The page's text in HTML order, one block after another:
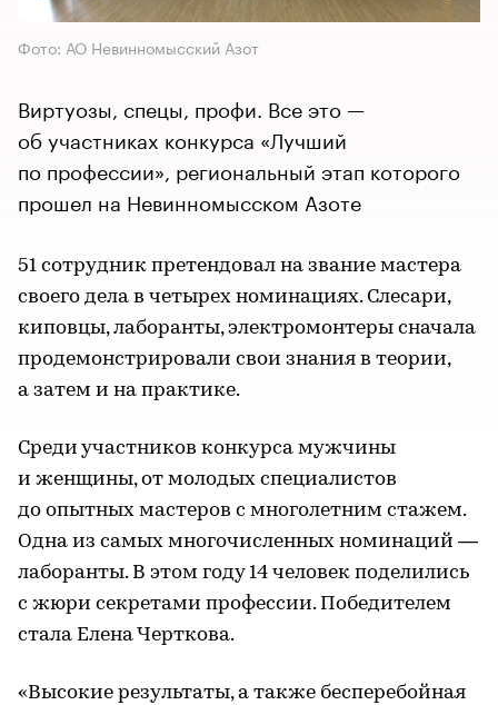
Фото: АО Невинномысский Азот
Виртуозы, спецы, профи. Все это —
об участниках конкурса «Лучший
по профессии», региональный этап которого
прошел на Невинномысском Азоте
51 сотрудник претендовал на звание мастера
своего дела в четырех номинациях. Слесари,
киповцы, лаборанты, электромонтеры сначала
продемонстрировали свои знания в теории,
а затем и на практике.
Среди участников конкурса мужчины
и женщины, от молодых специалистов
до опытных мастеров с многолетним стажем.
Одна из самых многочисленных номинаций —
лаборанты. В этом году 14 человек поделились
с жюри секретами профессии. Победителем
стала Елена Черткова.
«Высокие результаты, а также бесперебойная